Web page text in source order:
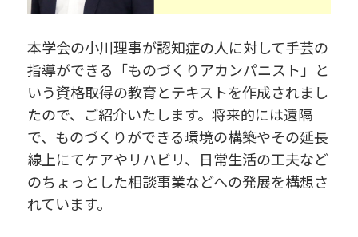
本学会の小川理事が認知症の人に対して手芸の
指導ができる「ものづくりアカンパニスト」と
いう資格取得の教育とテキストを作成されまし
たので、ご紹介いたします。将来的には遠隔
で、ものづくりができる環境の構築やその延長
線上にてケアやリハビリ、日常生活の工夫など
のちょっとした相談事業などへの発展を構想さ
れています。